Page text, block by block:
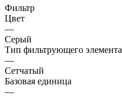
Фильтр
Цвет
—
Серый
Тип фильтрующего элемента
—
Сетчатый
Базовая единица
—